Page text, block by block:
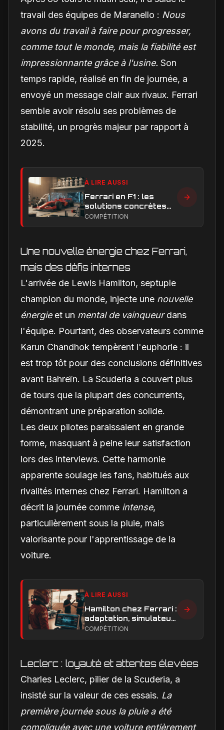
travail des équipes de Maranello : Nous
avons du travail à faire pour progresser,
comme tout le monde, mais la fiabilité est
impressionnante grâce à l'usine. Son
temps rapide, réalisé en fin de journée, a
envoyé un message clair aux rivaux. Ferrari
semble avoir résolu ses problèmes de
stabilité, un progrès majeur par rapport à
2025.
À LIRE AUSSI
Ferrari en F1 : les
solutions concrètes
pour combler son
COMPÉTITION
Une nouvelle énergie chez Ferrari,
mais des défis internes
L'arrivée de Lewis Hamilton, septuple
champion du monde, injecte une nouvelle
énergieet un mental de vainqueurdans
l'équipe. Pourtant, des observateurs comme
Karun Chandhok tempèrent l'euphorie : il
est trop tôt pour des conclusions définitives
avant Bahreïn. La Scuderia a couvert plus
de tours que la plupart des concurrents,
démontrant une préparation solide.
Les deux pilotes paraissaient en grande
forme, masquant à peine leur satisfaction
lors des interviews. Cette harmonie
apparente soulage les fans, habitués aux
rivalités internes chez Ferrari. Hamilton a
décrit la journée comme intense,
particulièrement sous la pluie, mais
valorisante pour l'apprentissage de la
voiture.
À LIRE AUSSI
Hamilton chez Ferrari :
adaptation, simulateur
et critiques, ce qui
COMPÉTITION
Leclerc : loyauté et attentes élevées
Charles Leclerc, pilier de la Scuderia, a
insisté sur la valeur de ces essais. La
première journée sous la pluie a été
compliquée avec une voiture entièrement